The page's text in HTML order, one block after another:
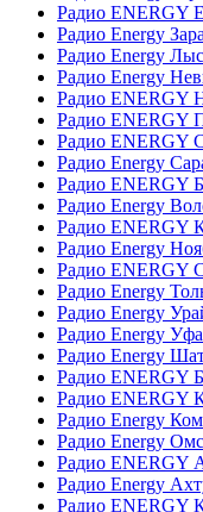
Радио ENERGY
Радио Energy
Радио Energy
Радио Energy
Радио ENERGY
Радио ENERGY
Радио ENERGY
Радио Energy
Радио ENERGY
Радио Energy
Радио ENERGY
Радио Energy
Радио ENERGY
Радио Energy
Радио Energy
Радио Energy
Радио Energy
Радио ENERGY
Радио ENERGY
Радио Energy
Радио Energy
Радио ENERGY
Радио Energy
Радио ENERGY